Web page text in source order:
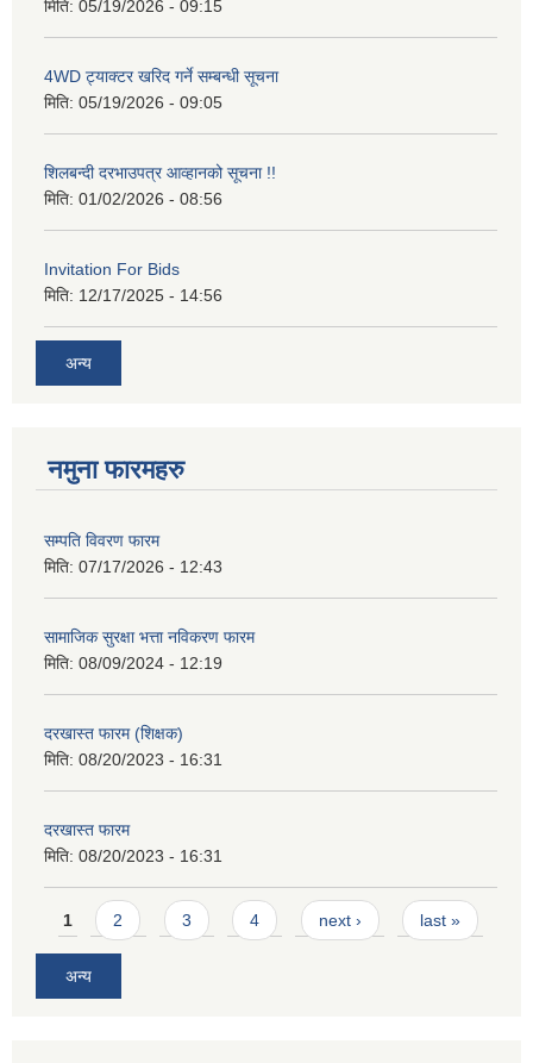
मिति: 05/19/2026 - 09:15
4WD ट्याक्टर खरिद गर्ने सम्बन्धी सूचना
मिति: 05/19/2026 - 09:05
शिलबन्दी दरभाउपत्र आव्हानको सूचना !!
मिति: 01/02/2026 - 08:56
Invitation For Bids
मिति: 12/17/2025 - 14:56
अन्य
नमुना फारमहरु
सम्पति विवरण फारम
मिति: 07/17/2026 - 12:43
सामाजिक सुरक्षा भत्ता नविकरण फारम
मिति: 08/09/2024 - 12:19
दरखास्त फारम (शिक्षक)
मिति: 08/20/2023 - 16:31
दरखास्त फारम
मिति: 08/20/2023 - 16:31
Pages
1 2 3 4 next › last »
अन्य